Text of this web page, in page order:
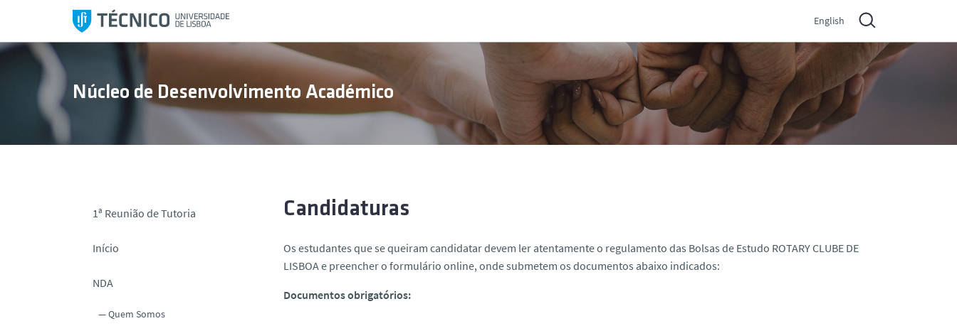
l
English
Núcleo de Desenvolvimento Académico
1ª Reunião de Tutoria
Início
NDA
Quem Somos
Candidaturas
Os estudantes que se queiram candidatar devem ler atentamente o regulamento das Bolsas de Estudo ROTARY CLUBE DE
LISBOA e preencher o formulário online, onde submetem os documentos abaixo indicados:
Documentos obrigatórios: